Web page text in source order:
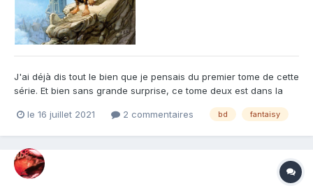
J'ai déjà dis tout le bien que je pensais du premier tome de cette
série. Et bien sans grande surprise, ce tome deux est dans la
savez celle sans trop humour, avec des méchants très
le 16 juillet 2021 2 commentaires bd fantaisy